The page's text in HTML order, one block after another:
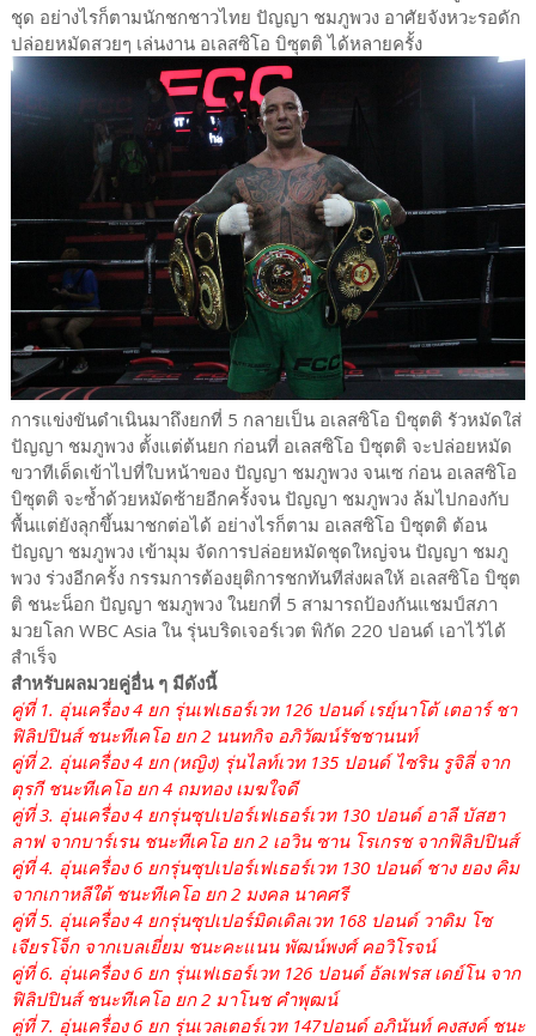
ชุด อย่างไรก็ตามนักชกชาวไทย ปัญญา ชมภูพวง อาศัยจังหวะรอดัก
ปล่อยหมัดสวยๆ เล่นงาน อเลสซิโอ บิซุตติ ได้หลายครั้ง
การแข่งขันดำเนินมาถึงยกที่ 5 กลายเป็น อเลสซิโอ บิซุตติ รัวหมัดใส่
ปัญญา ชมภูพวง ตั้งแต่ต้นยก ก่อนที่ อเลสซิโอ บิซุตติ จะปล่อยหมัด
ขวาทีเด็ดเข้าไปที่ใบหน้าของ ปัญญา ชมภูพวง จนเซ ก่อน อเลสซิโอ
บิซุตติ จะซ้ำด้วยหมัดซ้ายอีกครั้งจน ปัญญา ชมภูพวง ล้มไปกองกับ
พื้นแต่ยังลุกขึ้นมาชกต่อได้ อย่างไรก็ตาม อเลสซิโอ บิซุตติ ต้อน
ปัญญา ชมภูพวง เข้ามุม จัดการปล่อยหมัดชุดใหญ่จน ปัญญา ชมภู
พวง ร่วงอีกครั้ง กรรมการต้องยุติการชกทันทีส่งผลให้ อเลสซิโอ บิซุต
ติ ชนะน็อก ปัญญา ชมภูพวง ในยกที่ 5 สามารถป้องกันแชมป์สภา
มวยโลก WBC Asia ใน รุ่นบริดเจอร์เวต พิกัด 220 ปอนด์ เอาไว้ได้
สำเร็จ
สำหรับผลมวยคู่อื่น ๆ มีดังนี้
คู่ที่ 1. อุ่นเครื่อง 4 ยก รุ่นเฟเธอร์เวท 126 ปอนด์ เรยฺ์นาโต้ เตอาร์ ชา
ฟิลิปปินส์ ชนะทีเคโอ ยก 2 นนทกิจ อภิวัฒน์รัชชานนท์
คู่ที่ 2. อุ่นเครื่อง 4 ยก (หญิง) รุ่นไลท์เวท 135 ปอนด์ ไซริน รูจิลี่ จาก
ตุรกี ชนะทีเคโอ ยก 4 ถมทอง เมฆใจดี
คู่ที่ 3. อุ่นเครื่อง 4 ยกรุ่นซุปเปอร์เฟเธอร์เวท 130 ปอนด์ อาลี บัสฮา
ลาฟ จากบาร์เรน ชนะทีเคโอ ยก 2 เอวิน ซาน โรเกรช จากฟิลิปปินส์
คู่ที่ 4. อุ่นเครื่อง 6 ยกรุ่นซุปเปอร์เฟเธอร์เวท 130 ปอนด์ ชาง ยอง คิม
จากเกาหลีใต้ ชนะทีเคโอ ยก 2 มงคล นาคศรี
คู่ที่ 5. อุ่นเครื่อง 4 ยกรุ่นซุปเปอร์มิดเดิลเวท 168 ปอนด์ วาดิม โซ
เจียรโจ็ก จากเบลเยี่ยม ชนะคะแนน พัฒน์พงศ์ คอวิโรจน์
คู่ที่ 6. อุ่นเครื่อง 6 ยก รุ่นเฟเธอร์เวท 126 ปอนด์ อัลเฟรส เดย์โน จาก
ฟิลิปปินส์ ชนะทีเคโอ ยก 2 มาโนช คำพุฒน์
คู่ที่ 7. อุ่นเครื่อง 6 ยก รุ่นเวลเตอร์เวท 147ปอนด์ อภินันท์ คงสงค์ ชนะ